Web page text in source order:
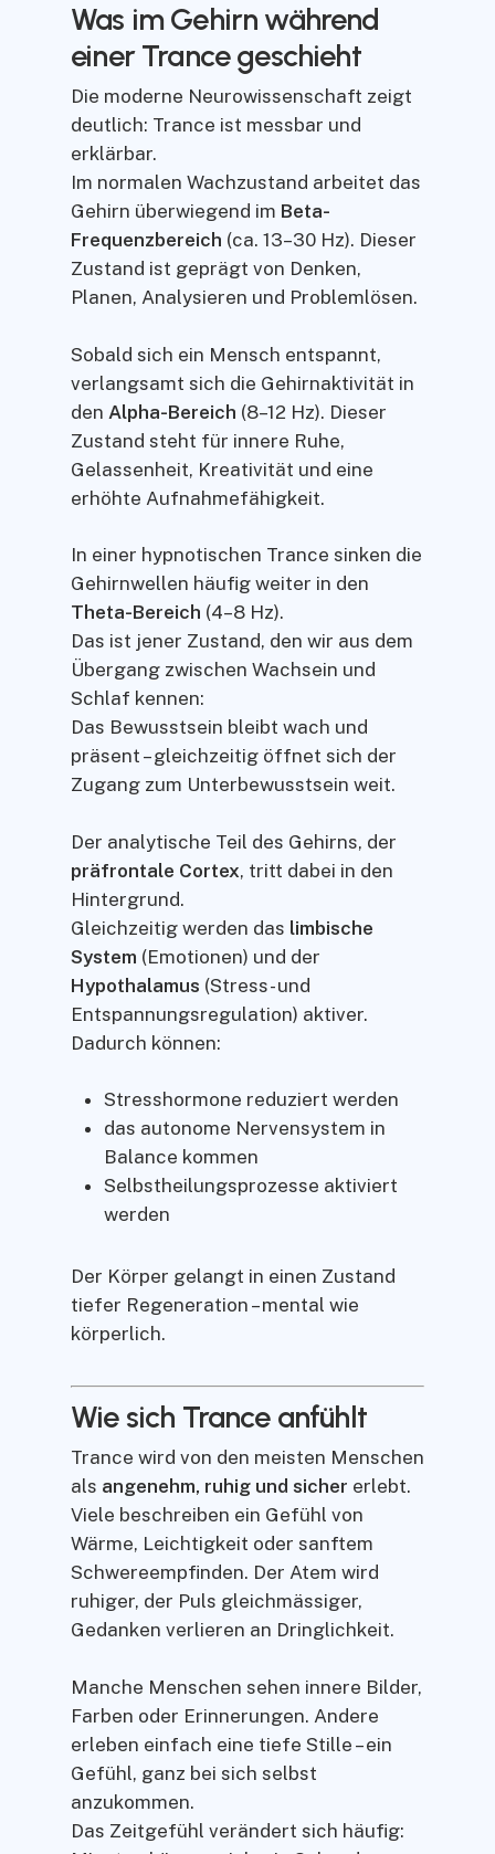
Was im Gehirn während
einer Trance geschieht
Die moderne Neurowissenschaft zeigt
deutlich: Trance ist messbar und
erklärbar.
Im normalen Wachzustand arbeitet das
Gehirn überwiegend im Beta-
Frequenzbereich (ca. 13–30 Hz). Dieser
Zustand ist geprägt von Denken,
Planen, Analysieren und Problemlösen.
Sobald sich ein Mensch entspannt,
verlangsamt sich die Gehirnaktivität in
den Alpha-Bereich (8–12 Hz). Dieser
Zustand steht für innere Ruhe,
Gelassenheit, Kreativität und eine
erhöhte Aufnahmefähigkeit.
In einer hypnotischen Trance sinken die
Gehirnwellen häufig weiter in den
Theta-Bereich (4–8 Hz).
Das ist jener Zustand, den wir aus dem
Übergang zwischen Wachsein und
Schlaf kennen:
Das Bewusstsein bleibt wach und
präsent – gleichzeitig öffnet sich der
Zugang zum Unterbewusstsein weit.
Der analytische Teil des Gehirns, der
präfrontale Cortex, tritt dabei in den
Hintergrund.
Gleichzeitig werden das limbische
System (Emotionen) und der
Hypothalamus (Stress- und
Entspannungsregulation) aktiver.
Dadurch können:
Stresshormone reduziert werden
das autonome Nervensystem in
Balance kommen
Selbstheilungsprozesse aktiviert
werden
Der Körper gelangt in einen Zustand
tiefer Regeneration – mental wie
körperlich.
Wie sich Trance anfühlt
Trance wird von den meisten Menschen
als angenehm, ruhig und sicher erlebt.
Viele beschreiben ein Gefühl von
Wärme, Leichtigkeit oder sanftem
Schwereempfinden. Der Atem wird
ruhiger, der Puls gleichmässiger,
Gedanken verlieren an Dringlichkeit.
Manche Menschen sehen innere Bilder,
Farben oder Erinnerungen. Andere
erleben einfach eine tiefe Stille – ein
Gefühl, ganz bei sich selbst
anzukommen.
Das Zeitgefühl verändert sich häufig: